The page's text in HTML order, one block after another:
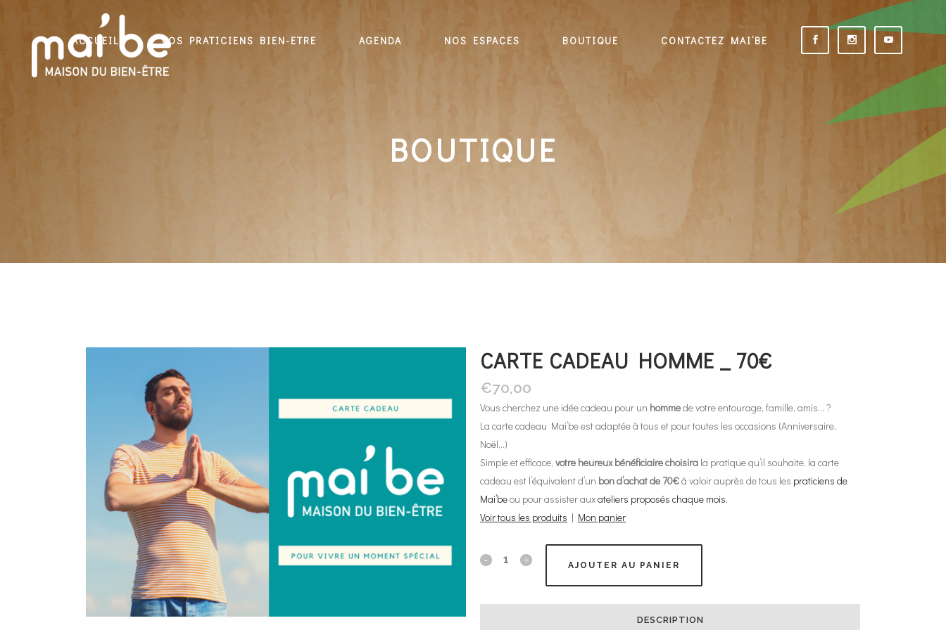
ACCUEIL VOS PRATICIENS BIEN-ETRE AGENDA NOS ESPACES BOUTIQUE CONTACTEZ MAI’BE
BOUTIQUE
CARTE CADEAU HOMME _ 70€
€70,00
Vous cherchez une idée cadeau pour un hommede votre entourage, famille, amis… ?
La carte cadeau Mai’be est adaptée à tous et pour toutes les occasions (Anniversaire,
Noël,..)
Simple et efficace, votre heureux bénéficiaire choisira la pratique qu’il souhaite, la carte
cadeau est l’équivalent d’un bon d’achat de 70€à valoir auprès de tous les praticiens de
Mai’beou pour assister auxateliers proposés chaque mois.
Voir tous les produits | Mon panier
AJOUTER AU PANIER
DESCRIPTION